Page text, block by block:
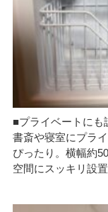
■プライベートにも
書斎や寝室にプラ
ぴったり。横幅約
空間にスッキリ設置